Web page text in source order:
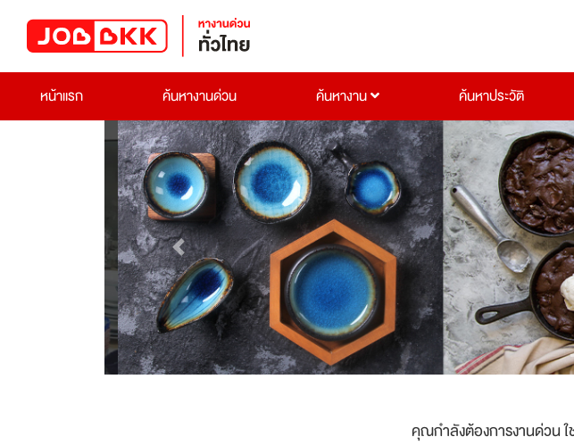
หน้าแรก
ค้นหางานด่วน ค้นหางาน ค้นหาประวัติ
Previous
คุณกำลังต้องการงานด่วน ใ